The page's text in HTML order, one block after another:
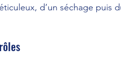
d’un séchage puis